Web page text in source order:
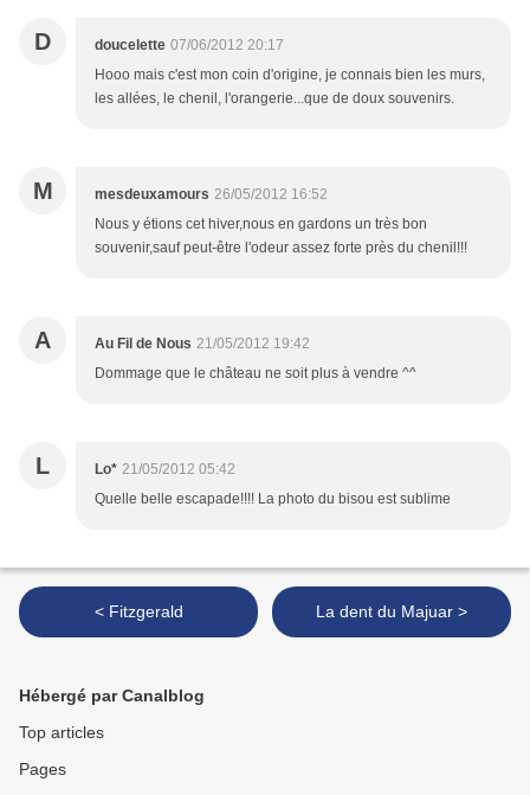
D doucelette 07/06/2012 20:17
Hooo mais c'est mon coin d'origine, je connais bien les murs,
les allées, le chenil, l'orangerie...que de doux souvenirs.
M mesdeuxamours 26/05/2012 16:52
Nous y étions cet hiver,nous en gardons un très bon
souvenir,sauf peut-être l'odeur assez forte près du chenil!!!
A Au Fil de Nous 21/05/2012 19:42
Dommage que le château ne soit plus à vendre ^^
L Lo* 21/05/2012 05:42
Quelle belle escapade!!!! La photo du bisou est sublime
< Fitzgerald La dent du Majuar >
Hébergé par Canalblog
Top articles
Pages